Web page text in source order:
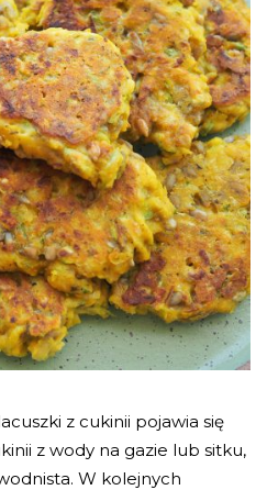
z cukinii pojawia się
z wody na gazie lub sitku,
W kolejnych